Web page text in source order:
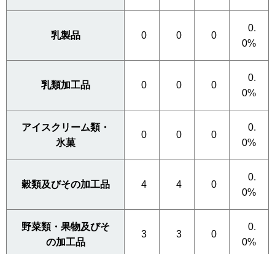
乳製品 0 0 0
0.
0%
乳類加工品 0 0 0
0.
0%
アイスクリーム類・
氷菓
0 0 0
0.
0%
穀類及びその加工品 4 4 0
0.
0%
野菜類・果物及びそ
の加工品
3 3 0
0.
0%